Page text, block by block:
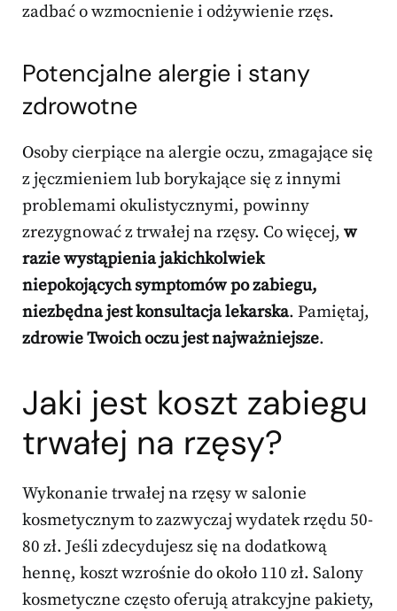
zadbać o wzmocnienie i odżywienie rzęs.
Potencjalne alergie i stany
zdrowotne
Osoby cierpiące na alergie oczu, zmagające się
z jęczmieniem lub borykające się z innymi
problemami okulistycznymi, powinny
zrezygnować z trwałej na rzęsy. Co więcej, w
razie wystąpienia jakichkolwiek
niepokojących symptomów po zabiegu,
niezbędna jest konsultacja lekarska. Pamiętaj,
zdrowie Twoich oczu jest najważniejsze.
Jaki jest koszt zabiegu
trwałej na rzęsy?
Wykonanie trwałej na rzęsy w salonie
kosmetycznym to zazwyczaj wydatek rzędu 50-
80 zł. Jeśli zdecydujesz się na dodatkową
hennę, koszt wzrośnie do około 110 zł. Salony
kosmetyczne często oferują atrakcyjne pakiety,